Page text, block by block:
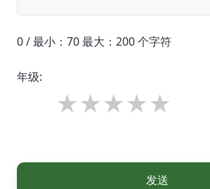
0 / 最小：70 最大：200 个字符
年级:
发送